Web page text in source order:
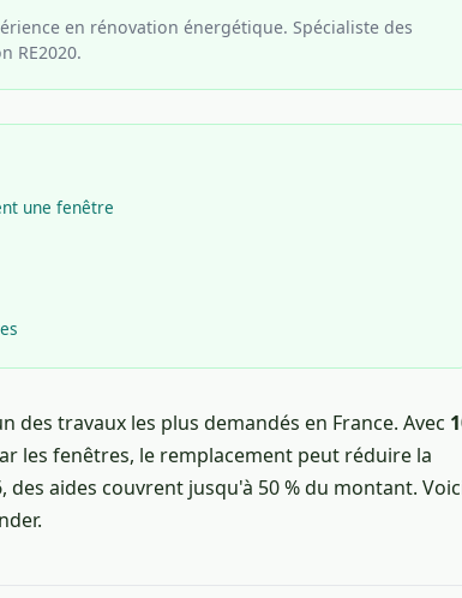
en rénovation énergétique. Spécialiste des
RE2020.
une fenêtre
travaux les plus demandés en France. Avec
les fenêtres, le remplacement peut réduire la
des aides couvrent jusqu'à 50 % du montant.